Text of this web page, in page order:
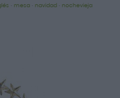
mesa· navidad· nochevieja